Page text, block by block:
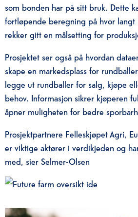
som bonden har på sitt bruk. Dette
fortløpende beregning på hvor
rekker gitt en målsetting for
Prosjektet ser også på hvordan
skape en markedsplass for
legge ut rundballer for salg, kjøpe
behov. Informasjon sikrer kjøperen
åpner muligheten for bedre
Prosjektpartnere Felleskjøpet Agri,
er viktige aktører i verdikjeden og
med, sier Selmer-Olsen